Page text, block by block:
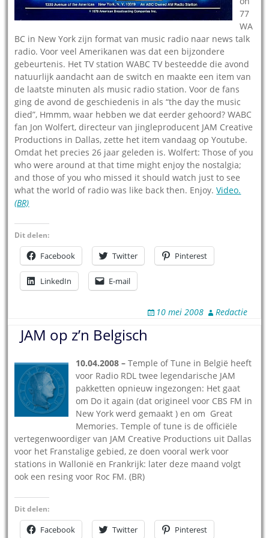
77
WA
BC in New York zijn format van music radio naar news talk
radio. Voor veel Amerikanen was dat een bijzondere
gebeurtenis. Het TV station WABC TV besteedde die avond
natuurlijk aandacht aan de switch en maakte een item van
de laatste minuten als music radio station. Voor de fans
ging de avond de geschiedenis in als “the day the music
died”, Hmmm, waar hebben we dat eerder gehoord? WABC
fan Jon Wolfert, directeur van jingleproducent JAM Creative
Productions in Dallas, zette het item vandaag op Youtube.
Omdat het precies 26 jaar geleden is. Wolfert: Those of you
who were around at that time might enjoy the nostalgia;
and those of you who missed it should watch just to see
what the world of radio was like back then. Enjoy.Video.
(BR)
Dit delen:
Facebook Twitter Pinterest
LinkedIn E-mail
10 mei 2008 Redactie
JAM op z’n Belgisch
10.04.2008 – Temple of Tune in België heeft
voor Radio RDL twee legendarische JAM
pakketten opnieuw ingezongen: Het gaat
om Do it again (dat origineel voor CBS FM in
New York werd gemaakt ) en om Great
Memories. Temple of tune is de officiële
vertegenwoordiger van JAM Creative Productions uit Dallas
voor het Franstalige gebied, ze doen vooral werk voor
stations in Wallonië en Frankrijk: later deze maand volgt
ook een resing voor Roc FM. (BR)
Dit delen:
Facebook Twitter Pinterest